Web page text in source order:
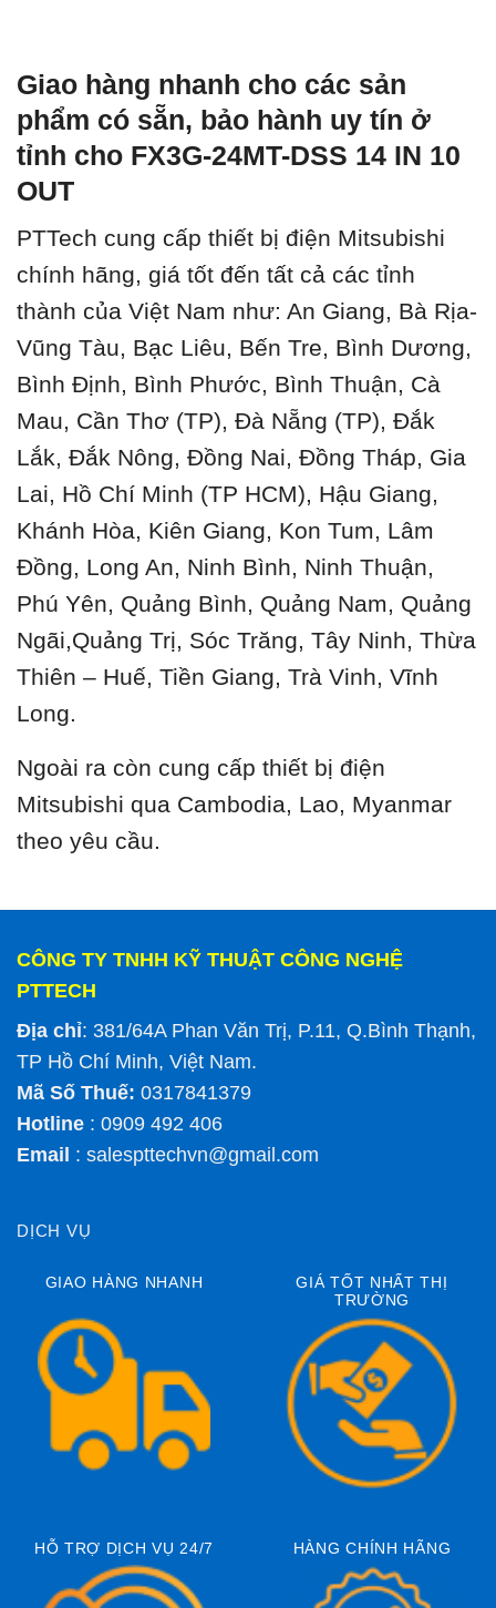
Giao hàng nhanh cho các sản
phẩm có sẵn, bảo hành uy tín ở
tỉnh cho FX3G-24MT-DSS 14 IN 10
OUT
PTTech cung cấp thiết bị điện Mitsubishi
chính hãng, giá tốt đến tất cả các tỉnh
thành của Việt Nam như: An Giang, Bà Rịa-
Vũng Tàu, Bạc Liêu, Bến Tre, Bình Dương,
Bình Định, Bình Phước, Bình Thuận, Cà
Mau, Cần Thơ (TP), Đà Nẵng (TP), Đắk
Lắk, Đắk Nông, Đồng Nai, Đồng Tháp, Gia
Lai, Hồ Chí Minh (TP HCM), Hậu Giang,
Khánh Hòa, Kiên Giang, Kon Tum, Lâm
Đồng, Long An, Ninh Bình, Ninh Thuận,
Phú Yên, Quảng Bình, Quảng Nam, Quảng
Ngãi,Quảng Trị, Sóc Trăng, Tây Ninh, Thừa
Thiên – Huế, Tiền Giang, Trà Vinh, Vĩnh
Long.
Ngoài ra còn cung cấp thiết bị điện
Mitsubishi qua Cambodia, Lao, Myanmar
theo yêu cầu.
CÔNG TY TNHH KỸ THUẬT CÔNG NGHỆ
PTTECH
Địa chỉ: 381/64A Phan Văn Trị, P.11, Q.Bình Thạnh,
TP Hồ Chí Minh, Việt Nam.
Mã Số Thuế: 0317841379
Hotline : 0909 492 406
Email : salespttechvn@gmail.com
DỊCH VỤ
GIAO HÀNG NHANH
GIÁ TỐT NHẤT THỊ
TRƯỜNG
HỖ TRỢ DỊCH VỤ 24/7 HÀNG CHÍNH HÃNG